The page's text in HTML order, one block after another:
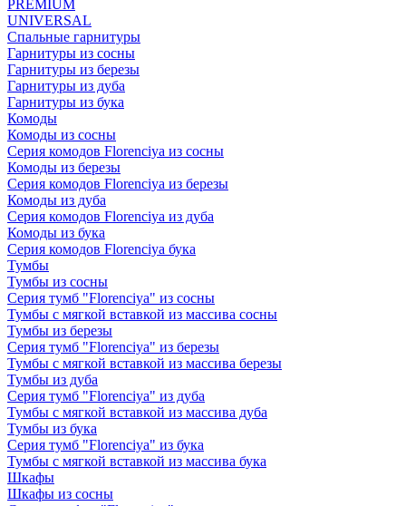
PREMIUM
UNIVERSAL
Спальные гарнитуры
Гарнитуры из сосны
Гарнитуры из березы
Гарнитуры из дуба
Гарнитуры из бука
Комоды
Комоды из сосны
Серия комодов Florenciya из сосны
Комоды из березы
Серия комодов Florenciya из березы
Комоды из дуба
Серия комодов Florenciya из дуба
Комоды из бука
Серия комодов Florenciya бука
Тумбы
Тумбы из сосны
Серия тумб "Florenciya" из сосны
Тумбы с мягкой вставкой из массива сосны
Тумбы из березы
Серия тумб "Florenciya" из березы
Тумбы с мягкой вставкой из массива березы
Тумбы из дуба
Серия тумб "Florenciya" из дуба
Тумбы с мягкой вставкой из массива дуба
Тумбы из бука
Серия тумб "Florenciya" из бука
Тумбы с мягкой вставкой из массива бука
Шкафы
Шкафы из сосны